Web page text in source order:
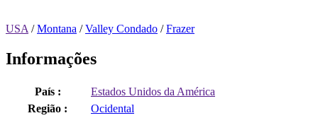
USA /Montana /Valley Condado /Frazer
Informações
País :
Estados Unidos da América
Região :
Ocidental